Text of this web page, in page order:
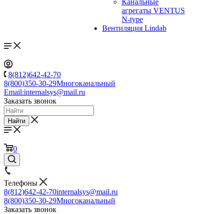
Канальные
агрегаты VENTUS
N-type
Вентиляция Lindab
8(812)642-42-70
8(800)350-30-29Многоканальный
Email:internalsys@mail.ru
Заказать звонок
Найти
0
Телефоны
8(812)642-42-70internalsys@mail.ru
8(800)350-30-29Многоканальный
Заказать звонок